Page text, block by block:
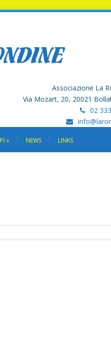
Associazione La
Via Mozart, 20, 20021
02
» NEWS LINKS